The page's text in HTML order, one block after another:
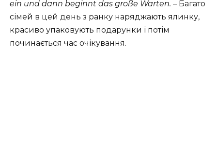
ein und dann beginnt das große Warten. – Багато
сімей в цей день з ранку наряджають ялинку,
красиво упаковують подарунки і потім
починається час очікування.